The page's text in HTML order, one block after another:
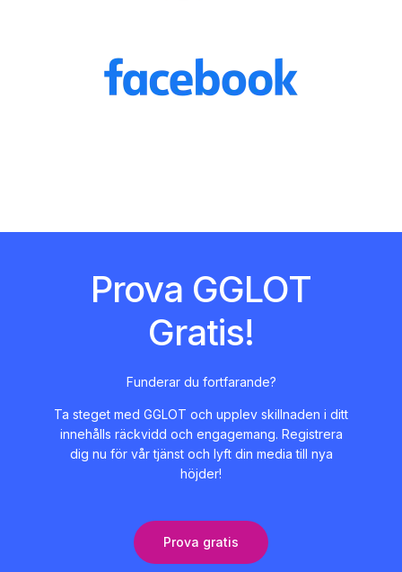
Prova GGLOT
Gratis!
Funderar du fortfarande?
Ta steget med GGLOT och upplev skillnaden i ditt
innehålls räckvidd och engagemang. Registrera
dig nu för vår tjänst och lyft din media till nya
höjder!
Prova gratis